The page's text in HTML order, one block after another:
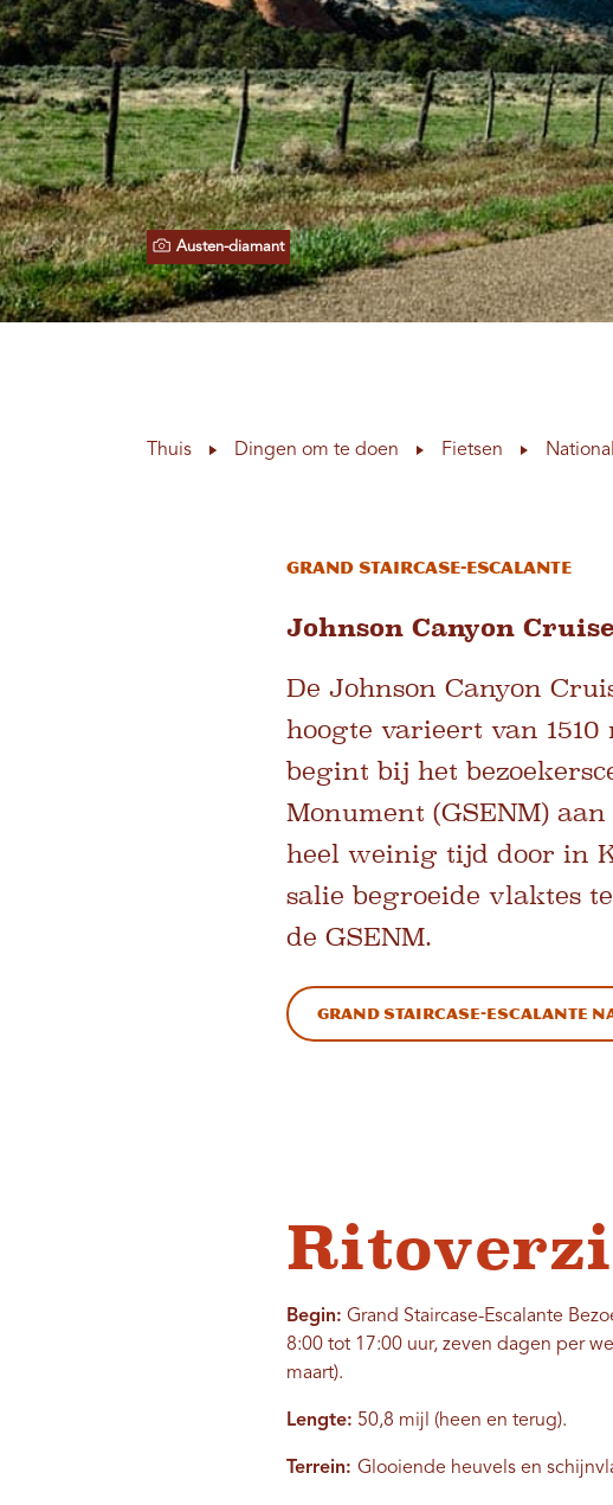
Austen-diamant
Thuis Dingen om te doen Fietsen
Grand Staircase-Escalante
Johnson Canyon Cruise
De Johnson Canyon
hoogte varieert van
begint bij het
Monument (GSENM)
heel weinig tijd door in
salie begroeide vlaktes
de GSENM.
Grand Staircase-Escalante
Begin: Grand Staircase-Escalante
8:00 tot 17:00 uur, zeven dagen per
maart).
Lengte: 50,8 mijl (heen en terug).
Terrein: Glooiende heuvels en